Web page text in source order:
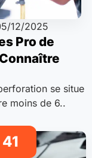
12/2025
Pro de
se situe
moins de 6..